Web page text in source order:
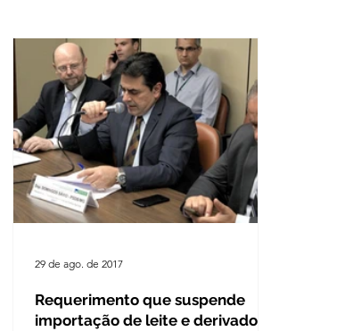
Saúde Segurança
Requerimento que suspende
importação de leite e derivados
29 de ago. de 2017